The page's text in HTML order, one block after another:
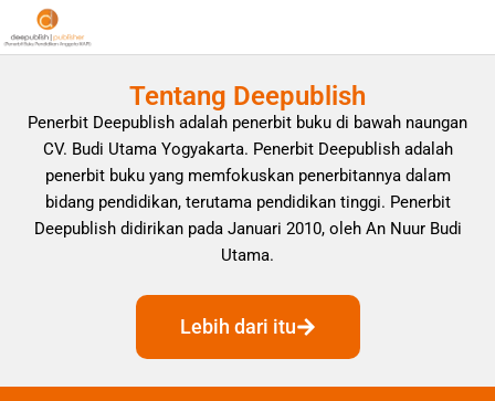
Tentang Deepublish
Penerbit Deepublish adalah penerbit buku di bawah naungan
CV. Budi Utama Yogyakarta. Penerbit Deepublish adalah
penerbit buku yang memfokuskan penerbitannya dalam
bidang pendidikan, terutama pendidikan tinggi. Penerbit
Deepublish didirikan pada Januari 2010, oleh An Nuur Budi
Utama.
Lebih dari itu